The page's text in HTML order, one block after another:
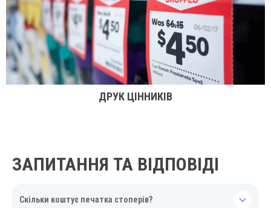
ДРУК ЦІННИКІВ
ЗАПИТАННЯ ТА ВІДПОВІДІ
Скільки коштує печатка стоперів?